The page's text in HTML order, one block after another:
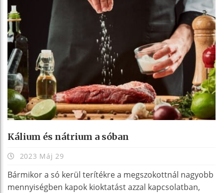
Kálium és nátrium a sóban
2023 Máj 29
Bármikor a só kerül terítékre a megszokottnál nagyobb
mennyiségben kapok kioktatást azzal kapcsolatban,